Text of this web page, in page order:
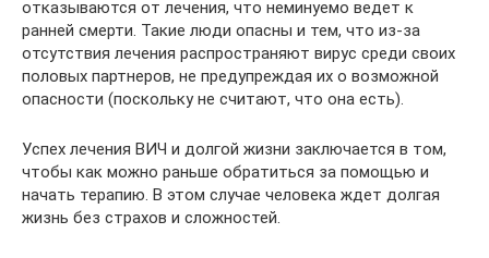
отказываются от лечения, что неминуемо ведет к
ранней смерти. Такие люди опасны и тем, что из-за
отсутствия лечения распространяют вирус среди своих
половых партнеров, не предупреждая их о возможной
опасности (поскольку не считают, что она есть).
Успех лечения ВИЧ и долгой жизни заключается в том,
чтобы как можно раньше обратиться за помощью и
начать терапию. В этом случае человека ждет долгая
жизнь без страхов и сложностей.